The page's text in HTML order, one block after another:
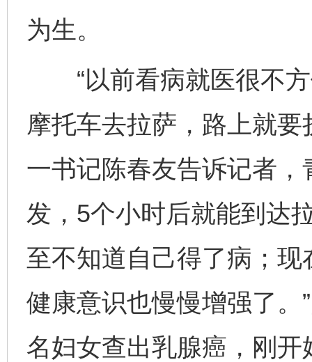
为生。
“以前看病就医很不方
摩托车去拉萨，路上就
一书记陈春友告诉记者
发，5个小时后就能到达
至不知道自己得了病；
健康意识也慢慢增强了。
名妇女查出乳腺癌，刚